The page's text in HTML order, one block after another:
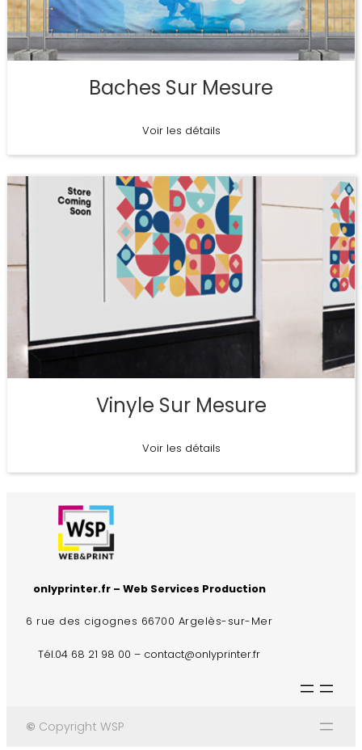
Baches Sur Mesure
Voir les détails
Vinyle Sur Mesure
Voir les détails
onlyprinter.fr – Web Services Production
6 rue des cigognes 66700 Argelès-sur-Mer
Tél.04 68 21 98 00 – contact@onlyprinter.fr
© Copyright WSP